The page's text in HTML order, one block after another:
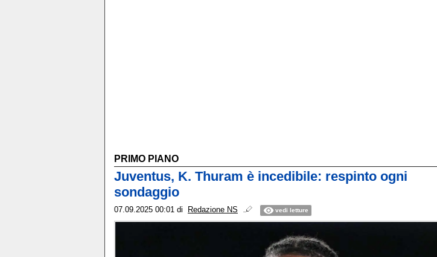
PRIMO PIANO
Juventus, K. Thuram è incedibile: respinto ogni
sondaggio
07.09.2025 00:01 di Redazione NS vedi letture